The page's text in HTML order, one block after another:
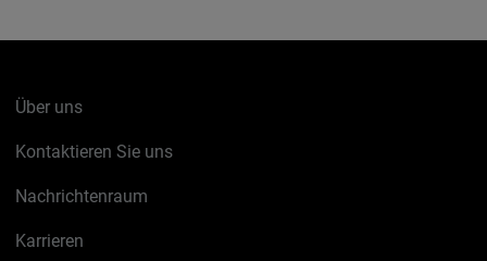
Über uns
Kontaktieren Sie uns
Nachrichtenraum
Karrieren